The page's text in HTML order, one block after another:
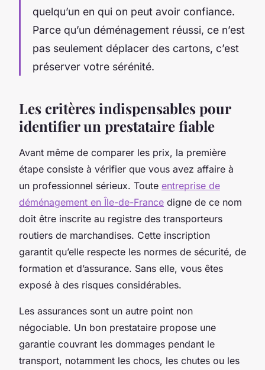
quelqu’un en qui on peut avoir confiance.
Parce qu’un déménagement réussi, ce n’est
pas seulement déplacer des cartons, c’est
préserver votre sérénité.
Les critères indispensables pour
identifier un prestataire fiable
Avant même de comparer les prix, la première
étape consiste à vérifier que vous avez affaire à
un professionnel sérieux. Toute entreprise de
déménagement en Île-de-France digne de ce nom
doit être inscrite au registre des transporteurs
routiers de marchandises. Cette inscription
garantit qu’elle respecte les normes de sécurité, de
formation et d’assurance. Sans elle, vous êtes
exposé à des risques considérables.
Les assurances sont un autre point non
négociable. Un bon prestataire propose une
garantie couvrant les dommages pendant le
transport, notamment les chocs, les chutes ou les